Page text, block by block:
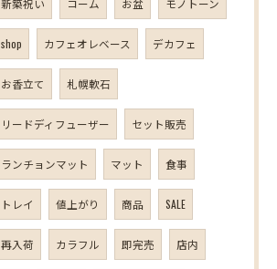
shop カフェオレベース デカフェ
お香立て 札幌軟石
リードディフューザー セット販売
ランチョンマット マット 食事
トレイ 値上がり 商品 SALE
再入荷 カラフル 即完売 店内